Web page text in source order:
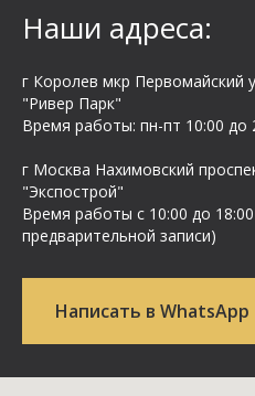
Наши адреса:
г Королев мкр Первомайский
"Ривер Парк"
Время работы: пн-пт 10:00 до
г Москва Нахимовский
"Экспострой"
Время работы с 10:00 до
предварительной записи)
Написать в WhatsApp